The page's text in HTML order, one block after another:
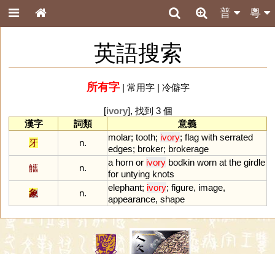
粵
普
英語搜索
所有字| 常用字| 冷僻字
[ivory], 找到 3 個
漢字
詞類
意義
牙
n.
molar; tooth; ivory; flag with serrated
edges; broker; brokerage
觿
n.
a horn or ivory bodkin worn at the girdle
for untying knots
象
n.
elephant; ivory; figure, image,
appearance, shape